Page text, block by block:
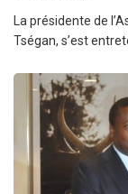
La présidente de
Tségan, s’est